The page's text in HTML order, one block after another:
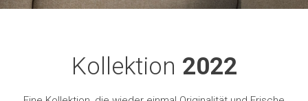
Kollektion 2022